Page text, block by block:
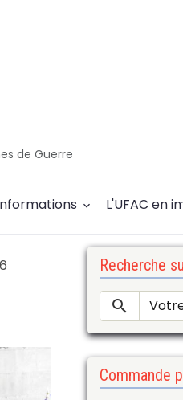
de Guerre
L'UFAC en
Recherche
Commande